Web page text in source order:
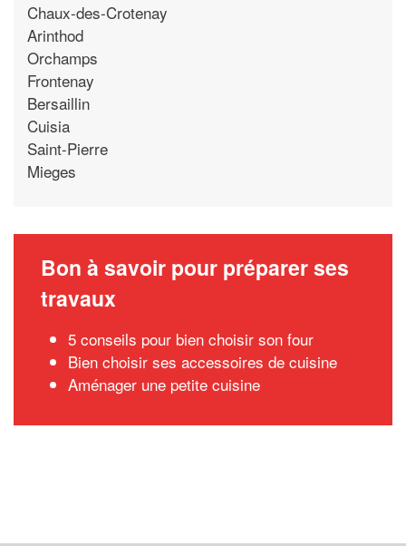
Chaux-des-Crotenay
Arinthod
Orchamps
Frontenay
Bersaillin
Cuisia
Saint-Pierre
Mieges
Bon à savoir pour préparer ses
travaux
5 conseils pour bien choisir son four
Bien choisir ses accessoires de cuisine
Aménager une petite cuisine